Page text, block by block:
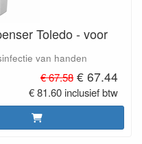
Toledo - voor
van handen
€ 67.58 € 67.44
€ 81.60 inclusief btw